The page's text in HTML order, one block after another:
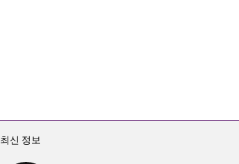
최신 정보